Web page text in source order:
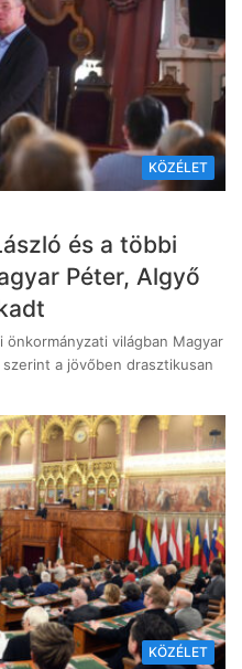
KÖZÉLET
és a többi
Péter, Algyő
világban Magyar
a jövőben drasztikusan
KÖZÉLET